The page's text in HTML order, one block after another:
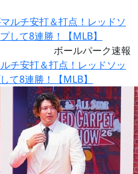
ボールパーク速報
チ安打＆打点！レッドソッ
て8連勝！【MLB】